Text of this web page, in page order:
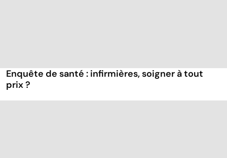
Enquête de santé : infirmières, soigner à tout
prix ?